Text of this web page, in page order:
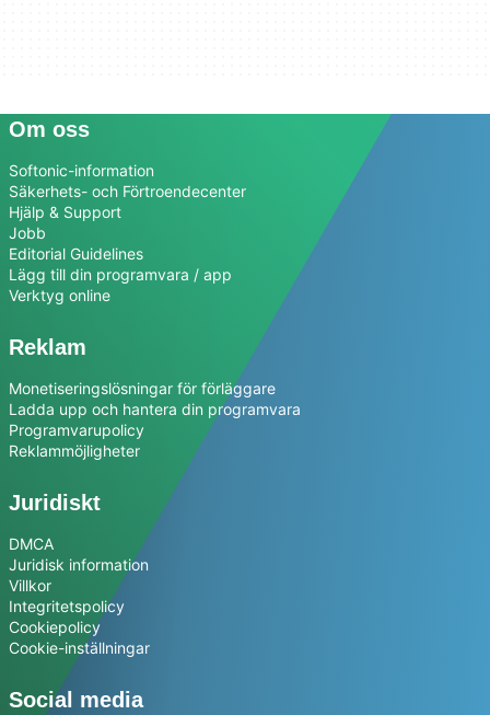
Om oss
Softonic-information
Säkerhets- och Förtroendecenter
Hjälp & Support
Jobb
Editorial Guidelines
Lägg till din programvara / app
Verktyg online
Reklam
Monetiseringslösningar för förläggare
Ladda upp och hantera din programvara
Programvarupolicy
Reklammöjligheter
Juridiskt
DMCA
Juridisk information
Villkor
Integritetspolicy
Cookiepolicy
Cookie-inställningar
Social media